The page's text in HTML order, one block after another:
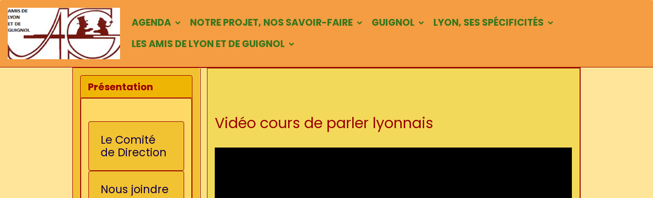
AGENDA NOTRE PROJET, NOS SAVOIR-FAIRE GUIGNOL
LYON, SES SPÉCIFICITÉS
LES AMIS DE LYON ET DE GUIGNOL
Vidéo cours de parler lyonnais
Présentation
Le Comité
de Direction
Nous joindre